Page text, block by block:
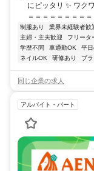
にピッタリ ✨ ワク
＝＝＝＝＝＝＝＝
制服あり 業界未経験者歓
主婦・主夫歓迎
フリータ
学歴不問
車通勤OK 平
ネイルOK
研修あり ブ
同じ企業の求人
アルバイト・パート